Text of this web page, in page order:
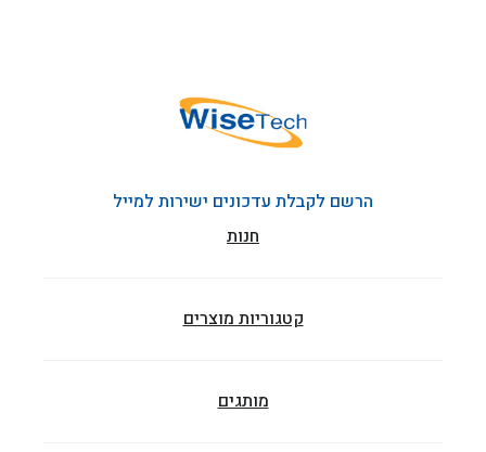
הרשם לקבלת עדכונים ישירות למייל
חנות
קטגוריות מוצרים
מותגים